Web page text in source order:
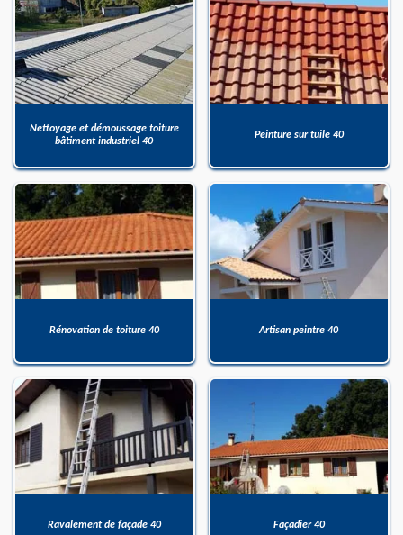
Nettoyage et démoussage toiture
bâtiment industriel 40
Peinture sur tuile 40
Rénovation de toiture 40 Artisan peintre 40
Ravalement de façade 40 Façadier 40